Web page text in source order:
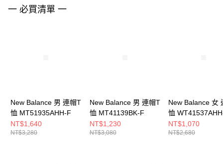
３．未成年的使用者請事先徵得法定代理人或監護人之同意方可使用
「AFTEE先享後付」，若未經同意申辦者引起之損失，本公司不負相關責
一 必買清單 一
New Balance 男 連帽T
恤 MT51935AHH-F
NT$1,640
NT$3,280
New Balance 男 連帽T
恤 MT41139BK-F
NT$1,230
NT$3,080
New Balance 女
恤
NT$1,070
NT$2,680